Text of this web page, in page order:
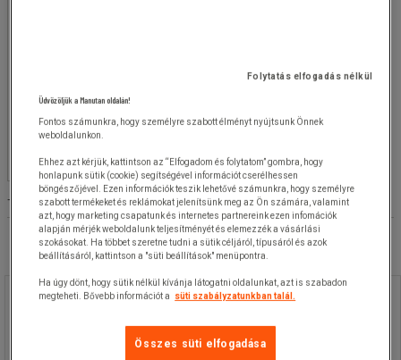
Igen (1)
Terméklista
Termékek:( 1-1 )
12 db Dewalt marófej készlet
12 db Dewalt marófej készlet
Folytatás elfogadás nélkül
Üdvözöljük a Manutan oldalán!
Fontos számunkra, hogy személyre szabott élményt nyújtsunk Önnek
weboldalunkon.
Ehhez azt kérjük, kattintson az “Elfogadom és folytatom” gombra, hogy
honlapunk sütik (cookie) segítségével információt cserélhessen
böngészőjével. Ezen információk teszik lehetővé számunkra, hogy személyre
szabott termékeket és reklámokat jelenítsünk meg az Ön számára, valamint
azt, hogy marketing csapatunk és internetes partnereink ezen infomációk
alapján mérjék weboldalunk teljesítményét és elemezzék a vásárlási
szokásokat. Ha többet szeretne tudni a sütik céljáról, típusáról és azok
beállításáról, kattintson a "süti beállítások" menüpontra.
Ha úgy dönt, hogy sütik nélkül kívánja látogatni oldalunkat, azt is szabadon
megteheti. Bővebb információt a
süti szabályzatunkban talál.
Összes süti elfogadása